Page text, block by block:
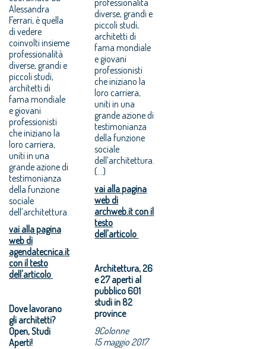
Alessandra
Ferrari, è quella
di vedere
coinvolti insieme
professionalità
diverse, grandi e
piccoli studi,
architetti di
fama mondiale
e giovani
professionisti
che iniziano la
loro carriera,
uniti in una
grande azione di
testimonianza
della funzione
sociale
dell’architettura.
vai alla pagina
web di
agendatecnica.it
con il testo
dell'articolo
Dove lavorano
gli architetti?
Open, Studi
Aperti!
diverse, grandi e
piccoli studi,
architetti di
fama mondiale
e giovani
professionisti
che iniziano la
loro carriera,
uniti in una
grande azione di
testimonianza
della funzione
sociale
dell’architettura.
(...)
vai alla pagina
web di
archweb.it con il
testo
dell'articolo
Architettura, 26
e 27 aperti al
pubblico 601
studi in 82
province
9Colonne
15 maggio 2017